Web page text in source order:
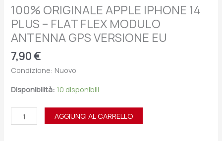
100% ORIGINALE APPLE IPHONE 14
PLUS – FLAT FLEX MODULO
ANTENNA GPS VERSIONE EU
7,90€
Condizione: Nuovo
Disponibilità: 10 disponibili
AGGIUNGI AL CARRELLO